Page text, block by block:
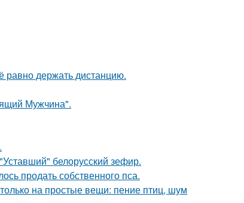
равно держать дистанцию.
Мужчина".
белорусский зефир.
продать собственного пса.
на простые вещи: пение птиц, шум